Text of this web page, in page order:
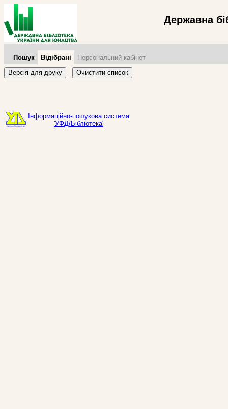
Державна
Пошук Відібрані
Персональний кабінет
Версія для друку
Очистити список
Інформаційно-пошукова система
'УФД/Бібліотека'